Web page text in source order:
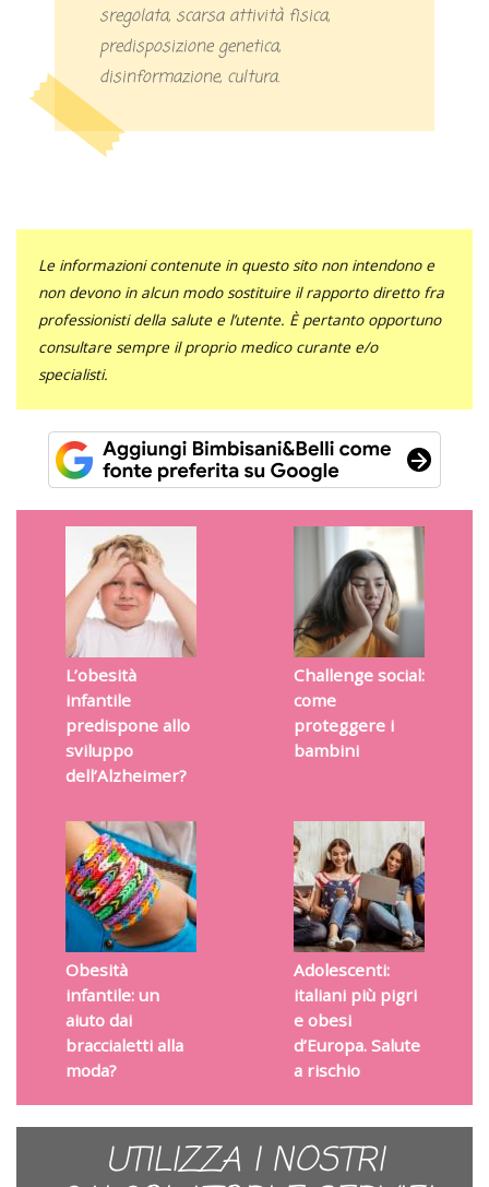
sregolata, scarsa attività fisica,
predisposizione genetica,
disinformazione, cultura.
Le informazioni contenute in questo sito non intendono e
non devono in alcun modo sostituire il rapporto diretto fra
professionisti della salute e l’utente. È pertanto opportuno
consultare sempre il proprio medico curante e/o
specialisti.
L’obesità
infantile
predispone allo
sviluppo
dell’Alzheimer?
Challenge social:
come
proteggere i
bambini
Obesità
infantile: un
aiuto dai
braccialetti alla
moda?
Adolescenti:
italiani più pigri
e obesi
d’Europa. Salute
a rischio
UTILIZZA I NOSTRI